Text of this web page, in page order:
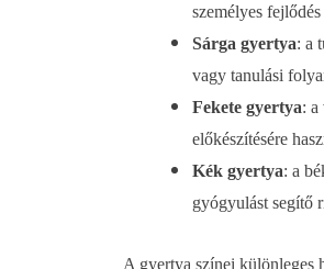
személyes
Sárga gyertya: a
vagy tanulási
Fekete gyertya: a
előkészítésére
Kék gyertya: a
gyógyulást segítő
A gyertya színei különleges